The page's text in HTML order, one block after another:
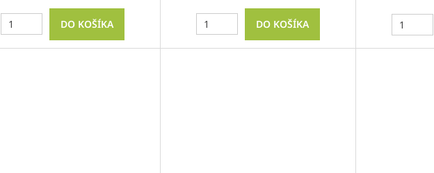
DO KOŠÍKA DO KOŠÍKA